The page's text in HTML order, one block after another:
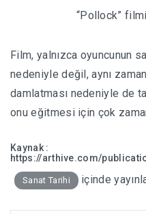
“Pollock”
Film, yalnızca oyuncunun
nedeniyle değil, aynı
damlatması nedeniyle de
onu eğitmesi için çok
Kaynak :
https://arthive.com/
Sanat Tarihi içinde